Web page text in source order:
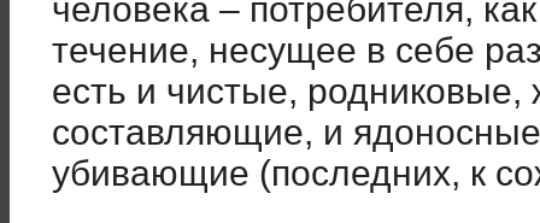
человека – потребителя,
течение, несущее в себе
есть и чистые, родниковые,
составляющие, и
убивающие (последних, к